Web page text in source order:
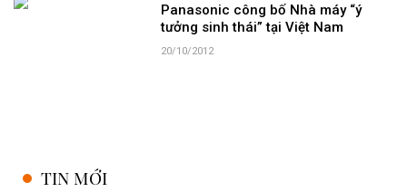
Panasonic công bố Nhà máy “ý
tưởng sinh thái” tại Việt Nam
20/10/2012
TIN MỚI